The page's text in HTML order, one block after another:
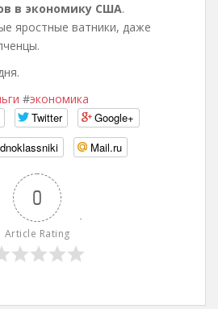
в экономику США.
яростные ватники, даже
#экономика
Twitter
Google+
Mail.ru
0
Article Rating